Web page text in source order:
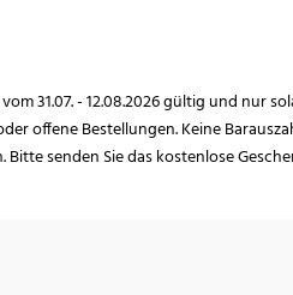
31.07. - 12.08.2026 gültig und nur
offene Bestellungen. Keine
Bitte senden Sie das kostenlose